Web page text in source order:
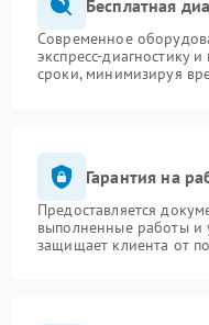
Бесплатная
Современное
экспресс-диагностику
сроки, минимизируя
Гарантия на
Предоставляется
выполненные работы и
защищает клиента от